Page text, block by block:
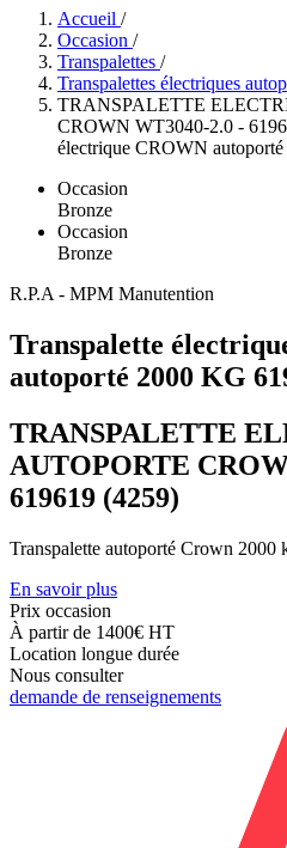
Accueil /
Occasion /
Transpalettes /
Transpalettes électriques
TRANSPALETTE
CROWN WT3040-2.0 -
électrique CROWN
Occasion
Bronze
Occasion
Bronze
R.P.A - MPM Manutention
Transpalette
autoporté 2000 KG
TRANSPALETTE
AUTOPORTE
619619 (4259)
Transpalette autoporté Crown 2000
En savoir plus
Prix occasion
À partir de 1400€ HT
Location longue durée
Nous consulter
demande de renseignements